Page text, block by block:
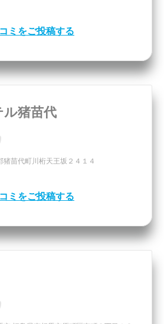
ミをご投稿する
猪苗代
苗代町川桁天王坂２４１４
ミをご投稿する